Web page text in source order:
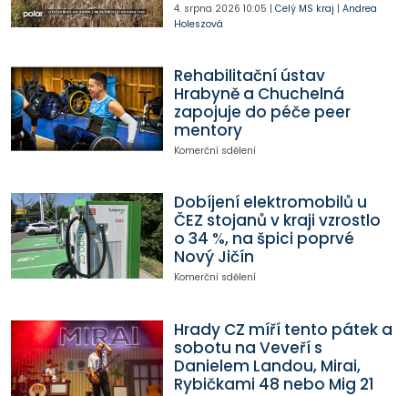
4. srpna 2026 10:05 | Celý MS kraj | Andrea
Holeszová
Rehabilitační ústav
Hrabyně a Chuchelná
zapojuje do péče peer
mentory
Komerční sdělení
Dobíjení elektromobilů u
ČEZ stojanů v kraji vzrostlo
o 34 %, na špici poprvé
Nový Jičín
Komerční sdělení
Hrady CZ míří tento pátek a
sobotu na Veveří s
Danielem Landou, Mirai,
Rybičkami 48 nebo Mig 21